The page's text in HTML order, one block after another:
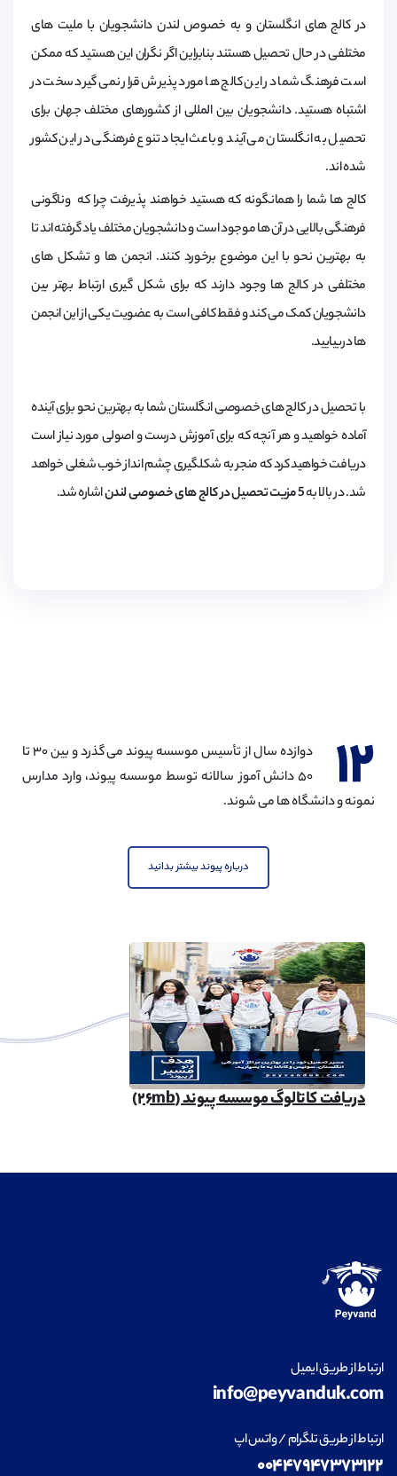
در کالج های انگلستان و به خصوص لندن دانشجویان با ملیت های
مختلفی در حال تحصیل هستند بنابراین اگر نگران این هستید که ممکن
است فرهنگ شما در این کالج ها مورد پذیرش قرار نمی گیرد سخت در
اشتباه هستید. دانشجویان بین المللی از کشورهای مختلف جهان برای
تحصیل به انگلستان می آیند و باعث ایجاد تنوع فرهنگی در این کشور
شده اند.
کالج ها شما را همانگونه که هستید خواهند پذیرفت چرا که وناگونی
فرهنگی بالایی در آن ها موجود است و دانشجویان مختلف یاد گرفته اند تا
به بهترین نحو با این موضوع برخورد کنند. انجمن ها و تشکل های
مختلفی در کالج ها وجود دارند که برای شکل گیری ارتباط بهتر بین
دانشجویان کمک می کند و فقط کافی است به عضویت یکی از این انجمن
ها دربیایید.
با تحصیل در کالج های خصوصی انگلستان شما به بهترین نحو برای آینده
آماده خواهید و هر آنچه که برای آموزش درست و اصولی مورد نیاز است
دریافت خواهید کرد که منجر به شکلگیری چشم انداز خوب شغلی خواهد
شد. در بالا به5 مزیت تحصیل در کالج های خصوصی لندن اشاره شد.
۱۲
دوازده سال از تأسیس موسسه پیوند می گذرد و بین ۳۰ تا
۵۰ دانش آموز سالانه توسط موسسه پیوند، وارد مدارس
نمونه و دانشگاه ها می شوند.
درباره پیوند بیشتر بدانید
دریافت کاتالوگ موسسه پیوند (۲۶mb)
ارتباط از طریق ایمیل
info@peyvanduk.com
ارتباط از طریق تلگرام / واتس اپ
۰۰۴۴۷۹۴۷۳۷۳۱۲۲